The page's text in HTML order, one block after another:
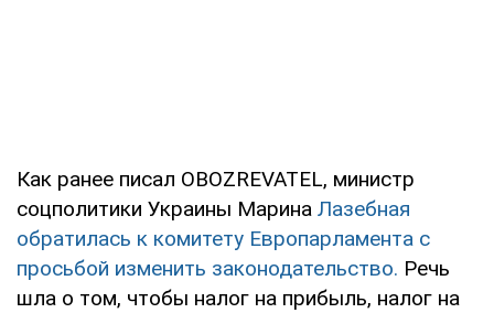
Как ранее писал OBOZREVATEL, министр
соцполитики Украины Марина Лазебная
обратилась к комитету Европарламента с
просьбой изменить законодательство. Речь
шла о том, чтобы налог на прибыль, налог на